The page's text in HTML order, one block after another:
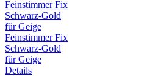
Feinstimmer Fix
Schwarz-Gold
für Geige
Details